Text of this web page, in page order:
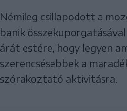
Némileg csillapodott a
banik
árát estére, hogy legyen
szerencsésebbek a
szórakoztató aktivitásra.